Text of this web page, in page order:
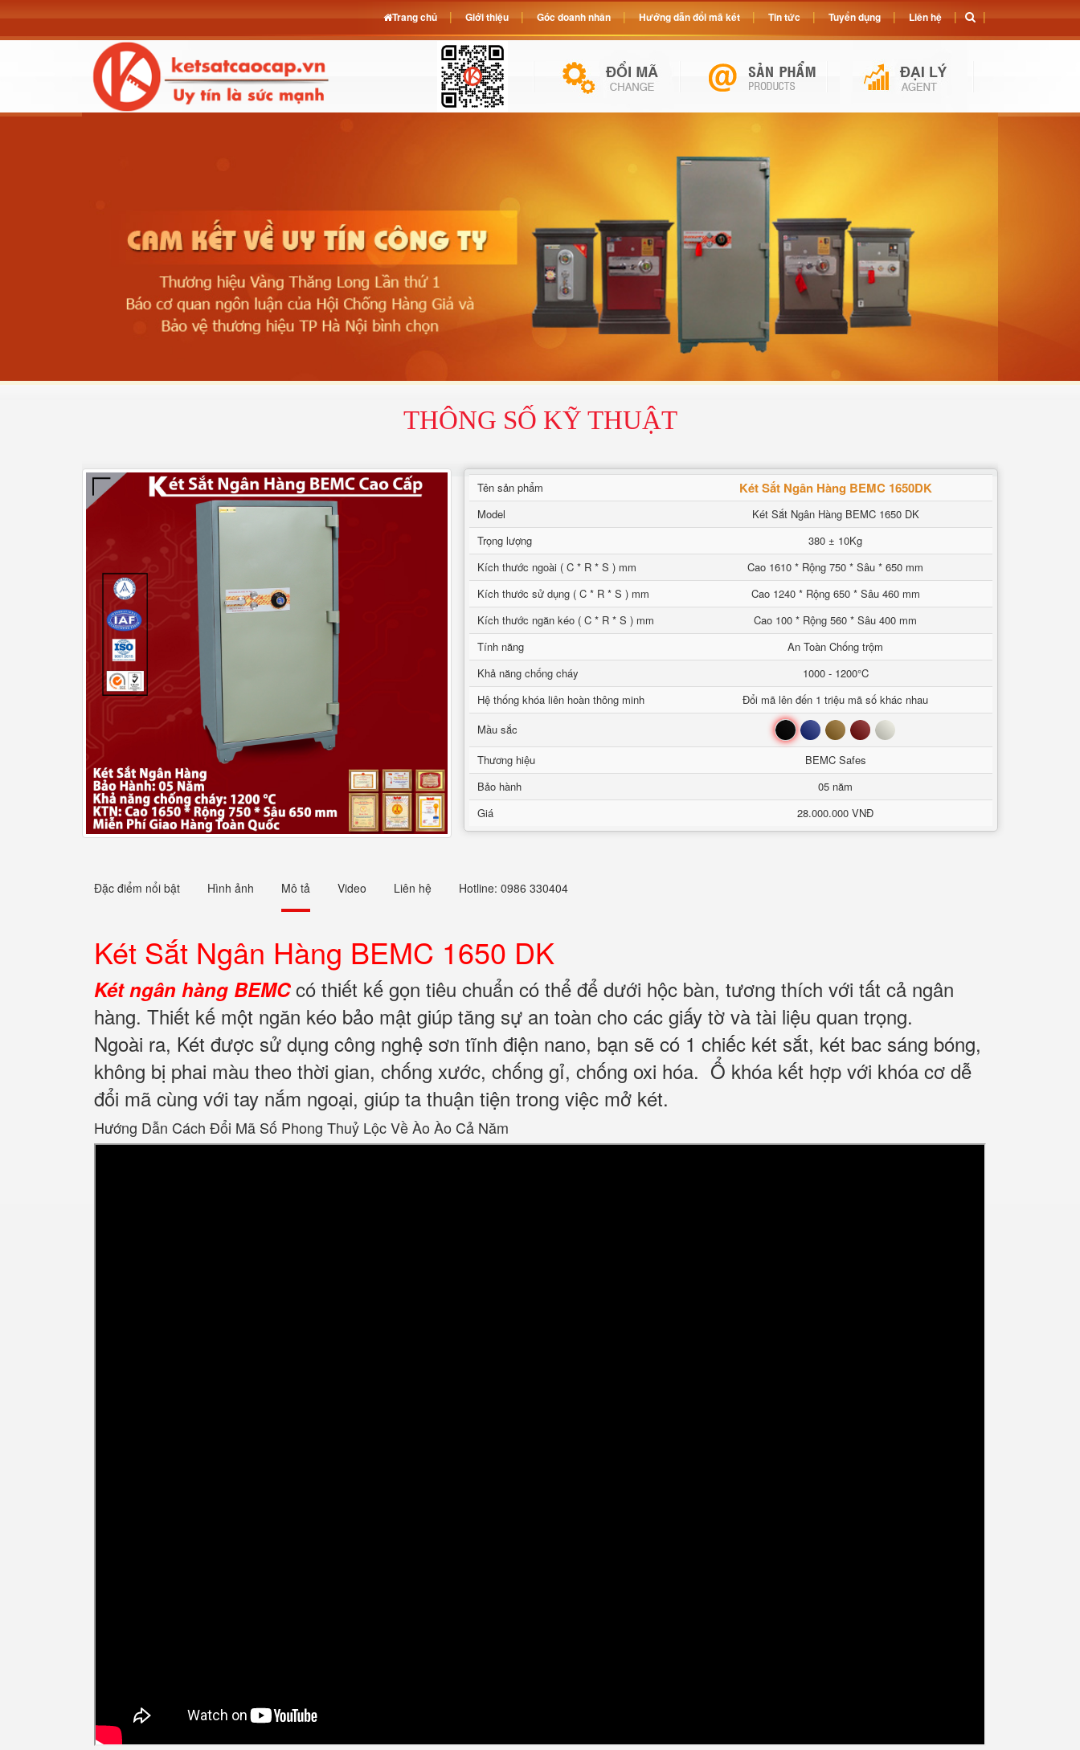
THÔNG SỐ KỸ THUẬT
Tên sản phẩm Két Sắt Ngân Hàng BEMC 1650DK
Model
Két Sắt Ngân Hàng BEMC 1650 DK
Trọng lượng
380 ± 10Kg
Kích thước ngoài ( C * R * S ) mm
Cao 1610 * Rộng 750 * Sâu * 650 mm
Kích thước sử dụng ( C * R * S ) mm
Cao 1240 * Rộng 650 * Sâu 460 mm
Kích thước ngăn kéo ( C * R * S ) mm
Cao 100 * Rộng 560 * Sâu 400 mm
Tính năng
An Toàn Chống trộm
Khả năng chống cháy
1000 - 1200°C
Hệ thống khóa liên hoàn thông minh
Đổi mã lên đến 1 triệu mã số khác nhau
Mầu sắc
Đen Xanh Nâu Đỏ Trắng
Thương hiệu
BEMC Safes
Bảo hành
05 năm
Giá
28.000.000 VNĐ
Đặc điểm nổi bật Hình ảnh Mô tả Video Liên hệ Hotline: 0986 330404
Két Sắt Ngân Hàng BEMC 1650 DK
Két ngân hàng BEMCcó thiết kế gọn tiêu chuẩn có thể để dưới hộc bàn, tương thích với tất cả ngân
hàng. Thiết kế một ngăn kéo bảo mật giúp tăng sự an toàn cho các giấy tờ và tài liệu quan trọng.
Ngoài ra, Két được sử dụng công nghệ sơn tĩnh điện nano, bạn sẽ có 1 chiếc két sắt, két bac sáng bóng,
không bị phai màu theo thời gian, chống xước, chống gỉ, chống oxi hóa. Ổ khóa kết hợp với khóa cơ dễ
đổi mã cùng với tay nắm ngoại, giúp ta thuận tiện trong việc mở két.
Hướng Dẫn Cách Đổi Mã Số Phong Thuỷ Lộc Về Ào Ào Cả Năm
Trang chủ Giới thiệu Góc doanh nhân Hướng dẫn đổi mã két Tin tức Tuyển dụng Liên hệ